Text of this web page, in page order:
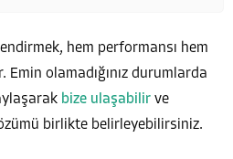
hem performansı hem
Emin olamadığınız durumlarda
bize ulaşabilir ve
birlikte belirleyebilirsiniz.